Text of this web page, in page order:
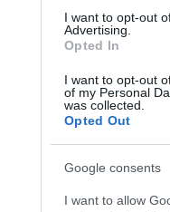
I want to opt-out
Advertising.
Opted In
I want to opt-out
of my Personal
was collected.
Opted Out
Google consents
I want to allow